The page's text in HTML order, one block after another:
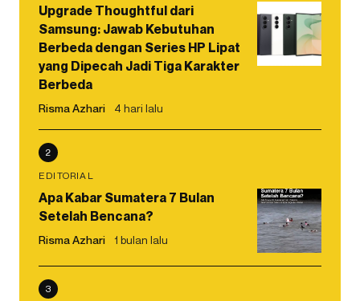
Upgrade Thoughtful dari
Samsung: Jawab Kebutuhan
Berbeda dengan Series HP Lipat
yang Dipecah Jadi Tiga Karakter
Berbeda
Risma Azhari 4 hari lalu
2
EDITORIAL
Apa Kabar Sumatera 7 Bulan
Setelah Bencana?
Risma Azhari 1 bulan lalu
3